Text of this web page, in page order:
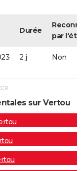
Durée
par
2 j Non
sur Vertou